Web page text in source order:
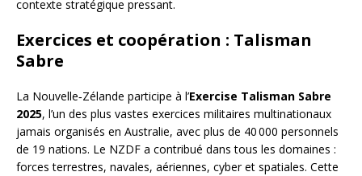
contexte stratégique pressant.
Exercices et coopération : Talisman
Sabre
La Nouvelle‑Zélande participe à l’Exercise Talisman Sabre
2025, l’un des plus vastes exercices militaires multinationaux
jamais organisés en Australie, avec plus de 40 000 personnels
de 19 nations. Le NZDF a contribué dans tous les domaines :
forces terrestres, navales, aériennes, cyber et spatiales. Cette